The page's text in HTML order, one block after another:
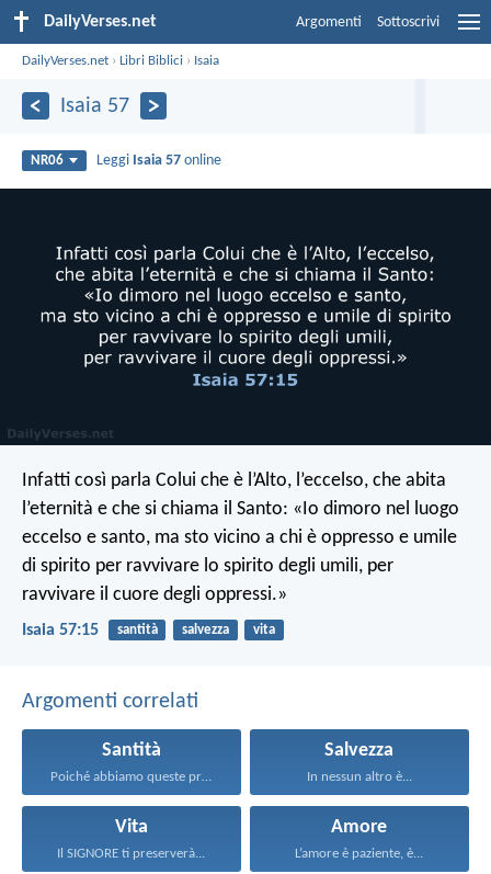
DailyVerses.net Argomenti Sottoscrivi
DailyVerses.net ›Libri Biblici › Isaia
Isaia 57
NR06 Leggi Isaia 57 online
Infatti così parla Colui che è l’Alto, l’eccelso, che abita
l’eternità e che si chiama il Santo: «Io dimoro nel luogo
eccelso e santo, ma sto vicino a chi è oppresso e umile
di spirito per ravvivare lo spirito degli umili, per
ravvivare il cuore degli oppressi.»
Isaia 57:15 santità salvezza vita
Argomenti correlati
Santità
Poiché abbiamo queste promesse...
Salvezza
In nessun altro è...
Vita
Il SIGNORE ti preserverà...
Amore
L’amore è paziente, è...